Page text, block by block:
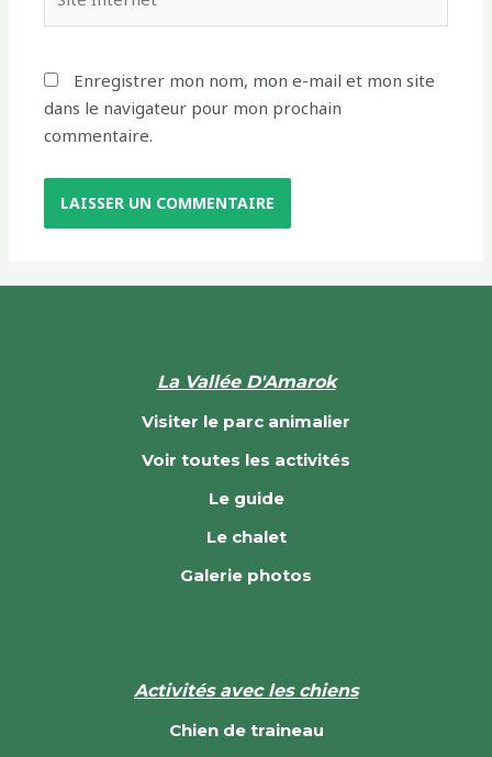
Enregistrer mon nom, mon e-mail et mon site
dans le navigateur pour mon prochain
commentaire.
La Vallée D'Amarok
Visiter le parc animalier
Voir toutes les activités
Le guide
Le chalet
Galerie photos
Activités avec les chiens
Chien de traineau